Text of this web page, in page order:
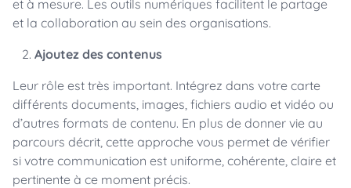
et à mesure. Les outils numériques facilitent le partage
et la collaboration au sein des organisations.
Ajoutez des contenus
Leur rôle est très important. Intégrez dans votre carte
différents documents, images, fichiers audio et vidéo ou
d’autres formats de contenu. En plus de donner vie au
parcours décrit, cette approche vous permet de vérifier
si votre communication est uniforme, cohérente, claire et
pertinente à ce moment précis.